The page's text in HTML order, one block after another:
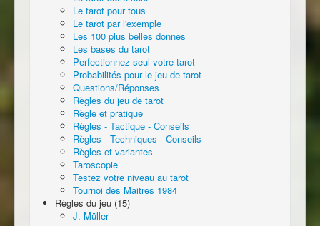
Le tarot pour tous
Le tarot par l'exemple
Les 100 plus belles donnes
Les bases du tarot
Perfectionnez seul votre tarot
Probabilités pour le jeu de tarot
Questions/Réponses
Règles du jeu de tarot
Règle et pratique
Règles - Tactique - Conseils
Règles - Techniques - Conseils
Règles et variantes
Taroscopie
Testez votre niveau au tarot
Tournoi des Maitres 1984
Règles du jeu (15)
J. Müller